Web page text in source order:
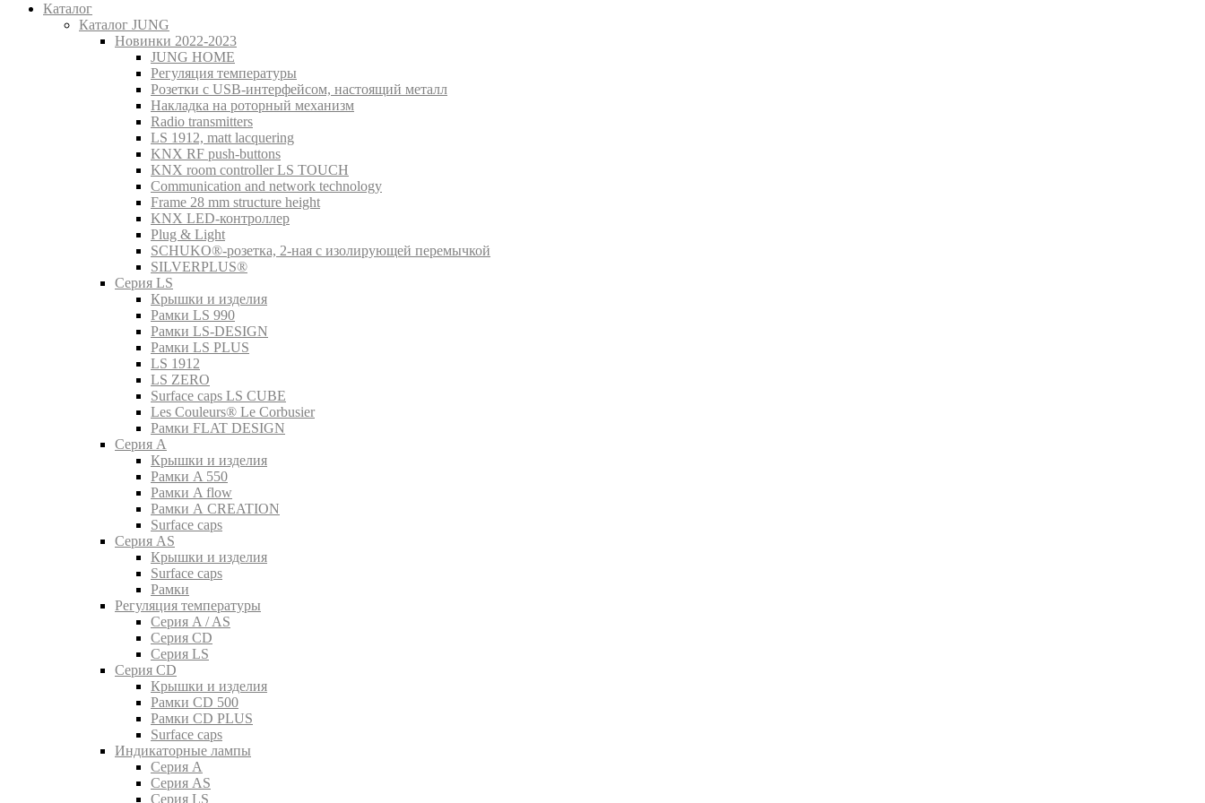
Каталог
Каталог JUNG
Новинки 2022-2023
JUNG HOME
Регуляция температуры
Розетки с USB-интерфейсом, настоящий металл
Накладка на роторный механизм
Radio transmitters
LS 1912, matt lacquering
KNX RF push-buttons
KNX room controller LS TOUCH
Communication and network technology
Frame 28 mm structure height
KNX LED-контроллер
Plug & Light
SCHUKO®-розетка, 2-ная с изолирующей перемычкой
SILVERPLUS®
Серия LS
Крышки и изделия
Рамки LS 990
Рамки LS-DESIGN
Рамки LS PLUS
LS 1912
LS ZERO
Surface caps LS CUBE
Les Couleurs® Le Corbusier
Рамки FLAT DESIGN
Серия A
Крышки и изделия
Рамки A 550
Рамки A flow
Рамки A CREATION
Surface caps
Серия AS
Крышки и изделия
Surface caps
Рамки
Регуляция температуры
Серия A / AS
Серия CD
Серия LS
Серия CD
Крышки и изделия
Рамки CD 500
Рамки CD PLUS
Surface caps
Индикаторные лампы
Серия A
Серия AS
Серия LS